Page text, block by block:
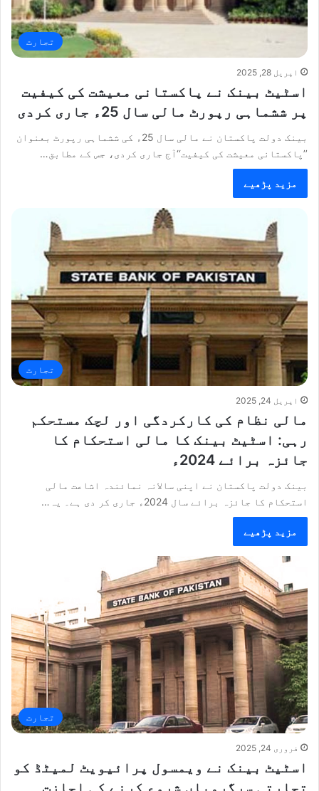
تجارت
اپریل 28, 2025
اسٹیٹ بینک نے پاکستانی معیشت کی کیفیت
پر ششماہی رپورٹ مالی سال 25ء جاری کردی
بینک دولت پاکستان نے مالی سال 25ء کی ششماہی رپورٹ بعنوان
’’پاکستانی معیشت کی کیفیت‘‘آج جاری کردی، جس کے مطابق…
مزید پڑھیے
تجارت
اپریل 24, 2025
مالی نظام کی کارکردگی اور لچک مستحکم
رہی: اسٹیٹ بینک کا مالی استحکام کا
جائزہ برائے 2024ء
بینک دولت پاکستان نے اپنی سالانہ نمائندہ اشاعت مالی
استحکام کا جائزہ برائے سال 2024ء جاری کر دی ہے۔ یہ…
مزید پڑھیے
تجارت
فروری 24, 2025
اسٹیٹ بینک نے ویمسول پرائیویٹ لمیٹڈ کو
تجارتی سرگرمیاں شروع کرنے کی اجازت